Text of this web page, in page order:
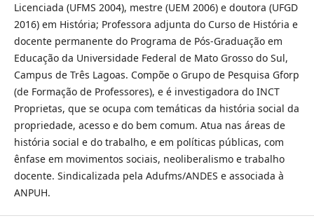
Licenciada (UFMS 2004), mestre (UEM 2006) e doutora (UFGD
2016) em História; Professora adjunta do Curso de História e
docente permanente do Programa de Pós-Graduação em
Educação da Universidade Federal de Mato Grosso do Sul,
Campus de Três Lagoas. Compõe o Grupo de Pesquisa Gforp
(de Formação de Professores), e é investigadora do INCT
Proprietas, que se ocupa com temáticas da história social da
propriedade, acesso e do bem comum. Atua nas áreas de
história social e do trabalho, e em políticas públicas, com
ênfase em movimentos sociais, neoliberalismo e trabalho
docente. Sindicalizada pela Adufms/ANDES e associada à
ANPUH.